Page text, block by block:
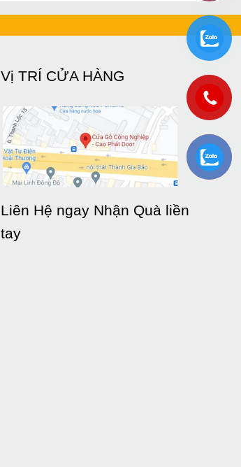
Vị TRÍ CỬA HÀNG
Liên Hệ ngay Nhận Quà liền
tay